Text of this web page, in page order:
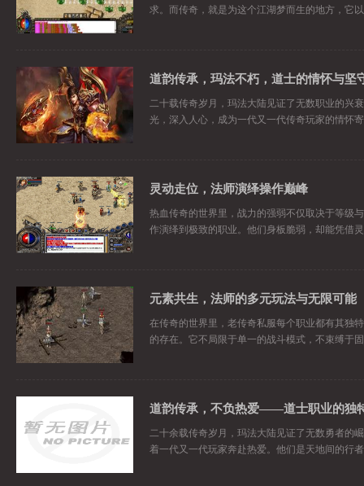
求。而传奇，就是为这个江湖梦而生的地方，它
道韵传承，玛法不朽，道士的情怀与坚
二十载传奇岁月，玛法大陆见证了无数职业的兴
光，深入人心，成为一代又一代传奇玩家的情
灵动走位，法师演绎操作巅峰
热血传奇的世界里，战力的强弱不仅取决于等级
作演绎到极致的职业。他们身板脆弱，却能凭借
元素共生，法师的多元玩法与无限可能
在传奇的世界里，老传奇私服每个职业都有其独
的存在。它不局限于单一的战斗模式，不束缚于
二十余载传奇岁月，玛法大陆见证了无数勇者的
着一代又一代玩家奔赴热爱。他们是天地间的行